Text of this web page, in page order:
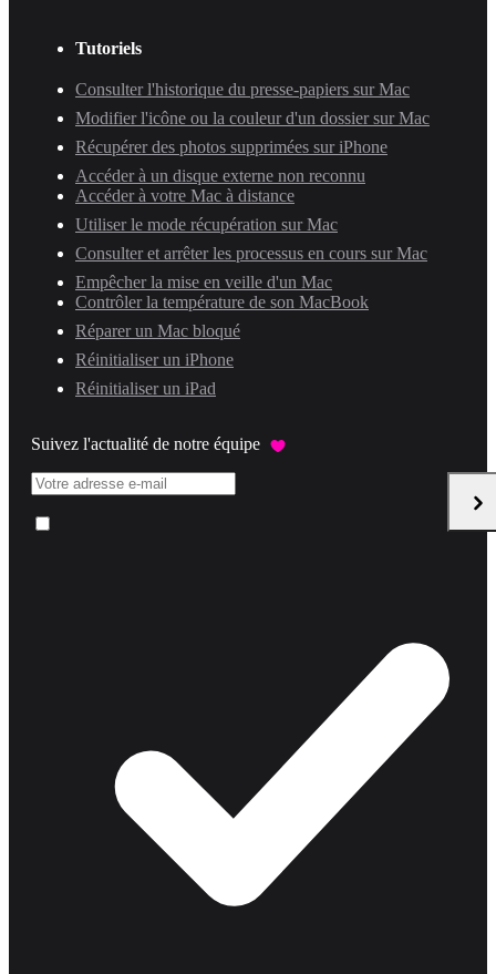
Tutoriels
Consulter l'historique du presse-papiers sur Mac
Modifier l'icône ou la couleur d'un dossier sur Mac
Récupérer des photos supprimées sur iPhone
Accéder à un disque externe non reconnu
Accéder à votre Mac à distance
Utiliser le mode récupération sur Mac
Consulter et arrêter les processus en cours sur Mac
Empêcher la mise en veille d'un Mac
Contrôler la température de son MacBook
Réparer un Mac bloqué
Réinitialiser un iPhone
Réinitialiser un iPad
Suivez l'actualité de notre équipe